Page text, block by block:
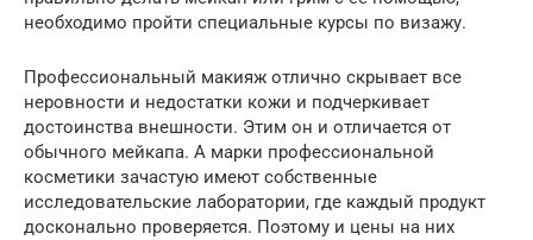
необходимо пройти специальные курсы по визажу.
Профессиональный макияж отлично скрывает все
неровности и недостатки кожи и подчеркивает
достоинства внешности. Этим он и отличается от
обычного мейкапа. А марки профессиональной
косметики зачастую имеют собственные
исследовательские лаборатории, где каждый продукт
досконально проверяется. Поэтому и цены на них